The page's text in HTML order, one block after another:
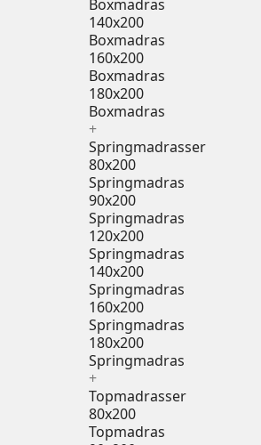
Boxmadras
140x200
Boxmadras
160x200
Boxmadras
180x200
Boxmadras
+
Springmadrasser
80x200
Springmadras
90x200
Springmadras
120x200
Springmadras
140x200
Springmadras
160x200
Springmadras
180x200
Springmadras
+
Topmadrasser
80x200
Topmadras